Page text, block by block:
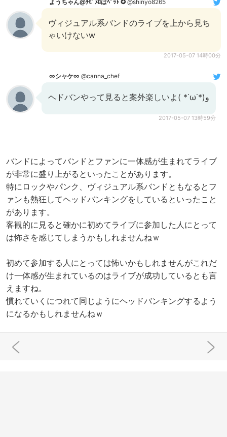
ようちゃん@ﾁﾋﾞﾒﾛはﾍﾟｯﾄ ✪ @shinyo8265
ヴィジュアル系バンドのライブを上から見ち
ゃいけないw
2017-05-07 14時00分
∞シャケ∞ @canna_chef
ヘドバンやって見ると案外楽しいよ( *˙ω˙*)و
2017-05-07 13時59分
バンドによってバンドとファンに一体感が生まれてライブ
が非常に盛り上がるといったことがあります。
特にロックやパンク、ヴィジュアル系バンドともなるとフ
ァンも熱狂してヘッドバンキングをしているといったこと
があります。
客観的に見ると確かに初めてライブに参加した人にとって
は怖さを感じてしまうかもしれませんねｗ
初めて参加する人にとっては怖いかもしれませんがこれだ
け一体感が生まれているのはライブが成功しているとも言
えますね。
慣れていくにつれて同じようにヘッドバンキングするよう
になるかもしれませんねｗ